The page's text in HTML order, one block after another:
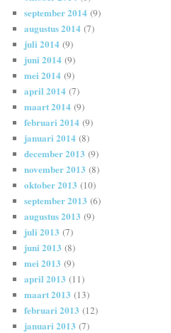
september 2014 (9)
augustus 2014 (7)
juli 2014 (9)
juni 2014 (9)
mei 2014 (9)
april 2014 (7)
maart 2014 (9)
februari 2014 (9)
januari 2014 (8)
december 2013 (9)
november 2013 (8)
oktober 2013 (10)
september 2013 (6)
augustus 2013 (9)
juli 2013 (7)
juni 2013 (8)
mei 2013 (9)
april 2013 (11)
maart 2013 (13)
februari 2013 (12)
januari 2013 (7)